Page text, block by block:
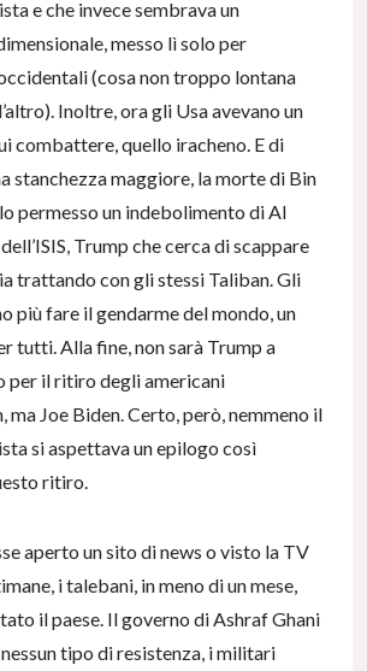
e che invece sembrava un
messo lì solo per
(cosa non troppo lontana
Inoltre, ora gli Usa avevano un
combattere, quello iracheno. E di
stanchezza maggiore, la morte di Bin
permesso un indebolimento di Al
Trump che cerca di scappare
trattando con gli stessi Taliban. Gli
più fare il gendarme del mondo, un
tutti. Alla fine, non sarà Trump a
per il ritiro degli americani
ma Joe Biden. Certo, però, nemmeno il
si aspettava un epilogo così
ritiro.
aperto un sito di news o visto la TV
i talebani, in meno di un mese,
il paese. Il governo di Ashraf Ghani
tipo di resistenza, i militari